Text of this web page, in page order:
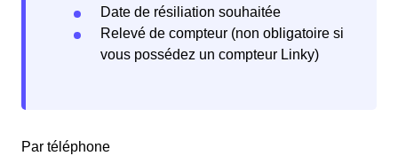
Date de résiliation souhaitée
Relevé de compteur (non obligatoire si
vous possédez un compteur Linky)
Par téléphone